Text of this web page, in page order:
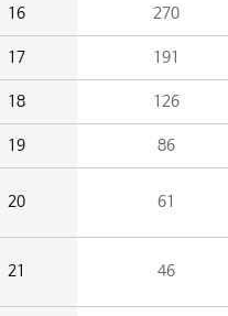
16 270
17 191
18 126
19 86
20 61
21 46